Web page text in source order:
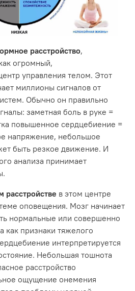
расстройство,
огромный,
управления телом. Этот
миллионы сигналов от
Обычно он правильно
заметная боль в руке =
повышенное сердцебиение =
напряжение, небольшое
быть резкое движение. И
анализа принимает
в этом центре
оповещения. Мозг начинает
нормальные или совершенно
как признаки тяжелого
интерпретируется
Небольшая тошнота
расстройство
ощущение онемения